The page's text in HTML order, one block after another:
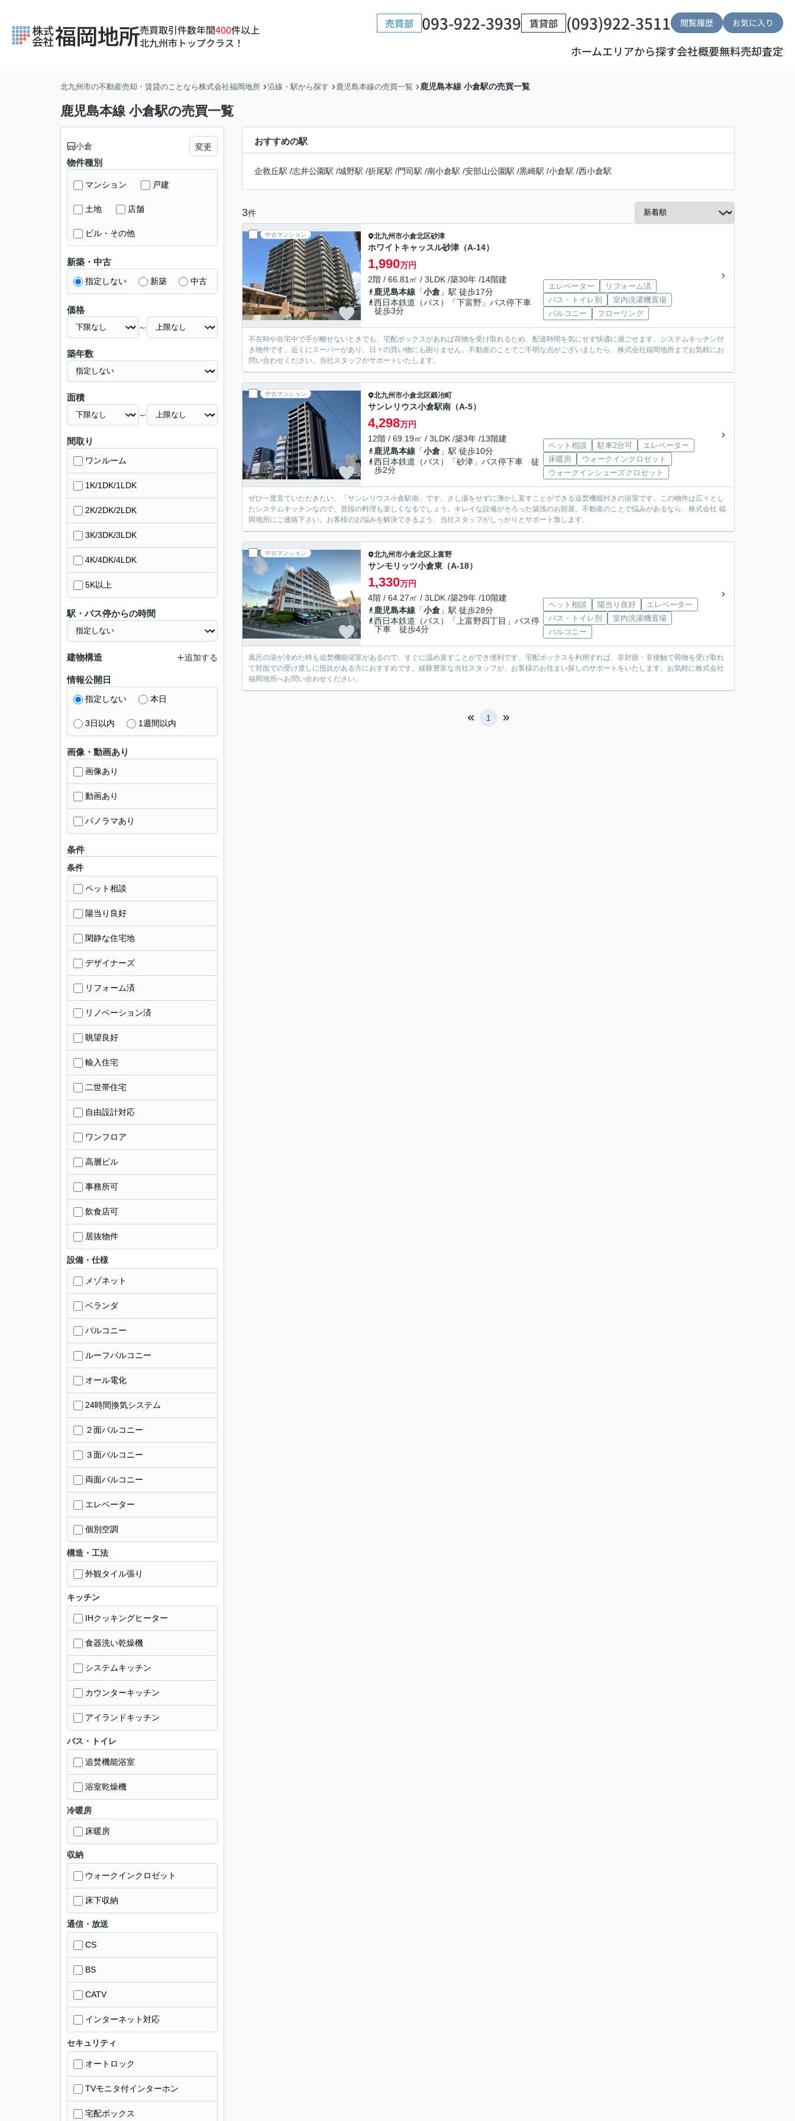
売買取引件数年間400件以上
北九州市トップクラス！
売買部 093-922-3939 賃貸部 (093)922-3511 閲覧履歴 お気に入り
ホームエリアから探す会社概要無料売却査定
北九州市の不動産売却・賃貸のことなら株式会社福岡地所 沿線・駅から探す 鹿児島本線の売買一覧 鹿児島本線 小倉駅の売買一覧
鹿児島本線 小倉駅の売買一覧
おすすめの駅
企救丘駅 /志井公園駅 /城野駅 /折尾駅 /門司駅 /南小倉駅 /安部山公園駅 /黒崎駅 /小倉駅 /西小倉駅
3件
中古マンション 北九州市小倉北区砂津
ホワイトキャッスル砂津（A-14）
1,990万円
2階 / 66.81㎡ / 3LDK /築30年 /14階建
鹿児島本線 「小倉 」駅 徒歩17分
西日本鉄道（バス）「下富野」バス停下車
徒歩3分
エレベーター
リフォーム済
バス・トイレ別
室内洗濯機置場
バルコニー
フローリング
不在時や在宅中で手が離せないときでも、宅配ボックスがあれば荷物を受け取れるため、配達時間を気にせず快適に過ごせます。システムキッチン付
き物件です。近くにスーパーがあり、日々の買い物にも困りません。不動産のことでご不明な点がございましたら、株式会社福岡地所までお気軽にお
問い合わせください。当社スタッフがサポートいたします。
中古マンション 北九州市小倉北区鍛冶町
サンレリウス小倉駅南（A-5）
4,298万円
12階 / 69.19㎡ / 3LDK /築3年 /13階建
鹿児島本線 「小倉 」駅 徒歩10分
西日本鉄道（バス）「砂津」バス停下車 徒
歩2分
ペット相談 駐車2台可
エレベーター
床暖房
ウォークインクロゼット
ウォークインシューズクロゼット
ぜひ一度見ていただきたい、「サンレリウス小倉駅南」です。さし湯をせずに沸かし直すことができる追焚機能付きの浴室です。この物件は広々とし
たシステムキッチンなので、普段の料理も楽しくなるでしょう。キレイな設備がそろった築浅のお部屋。不動産のことで悩みがあるなら、株式会社 福
岡地所にご連絡下さい。お客様のお悩みを解決できるよう、当社スタッフがしっかりとサポート致します。
中古マンション 北九州市小倉北区上富野
サンモリッツ小倉東（A-18）
1,330万円
4階 / 64.27㎡ / 3LDK /築29年 /10階建
鹿児島本線 「小倉 」駅 徒歩28分
西日本鉄道（バス）「上富野四丁目」バス停
下車 徒歩4分
ペット相談 陽当り良好
エレベーター
バス・トイレ別
室内洗濯機置場
バルコニー
風呂の湯が冷めた時も追焚機能浴室があるので、すぐに温め直すことができ便利です。宅配ボックスを利用すれば、非対面・非接触で荷物を受け取れ
て対面での受け渡しに抵抗がある方におすすめです。経験豊富な当社スタッフが、お客様のお住まい探しのサポートをいたします。お気軽に株式会社
福岡地所へお問い合わせください。
1
小倉 変更
物件種別
マンション 戸建
土地 店舗
ビル・その他
新築・中古
指定しない 新築 中古
価格
～
築年数
面積
～
間取り
ワンルーム
1K/1DK/1LDK
2K/2DK/2LDK
3K/3DK/3LDK
4K/4DK/4LDK
5K以上
駅・バス停からの時間
建物構造 追加する
情報公開日
指定しない 本日
3日以内 1週間以内
画像・動画あり
画像あり
動画あり
パノラマあり
条件
条件
ペット相談
陽当り良好
閑静な住宅地
デザイナーズ
リフォーム済
リノベーション済
眺望良好
輸入住宅
二世帯住宅
自由設計対応
ワンフロア
高層ビル
事務所可
飲食店可
居抜物件
設備・仕様
メゾネット
ベランダ
バルコニー
ルーフバルコニー
オール電化
24時間換気システム
２面バルコニー
３面バルコニー
両面バルコニー
エレベーター
個別空調
構造・工法
外観タイル張り
キッチン
IHクッキングヒーター
食器洗い乾燥機
システムキッチン
カウンターキッチン
アイランドキッチン
バス・トイレ
追焚機能浴室
浴室乾燥機
冷暖房
床暖房
収納
ウォークインクロゼット
床下収納
通信・放送
CS
BS
CATV
インターネット対応
セキュリティ
オートロック
TVモニタ付インターホン
宅配ボックス